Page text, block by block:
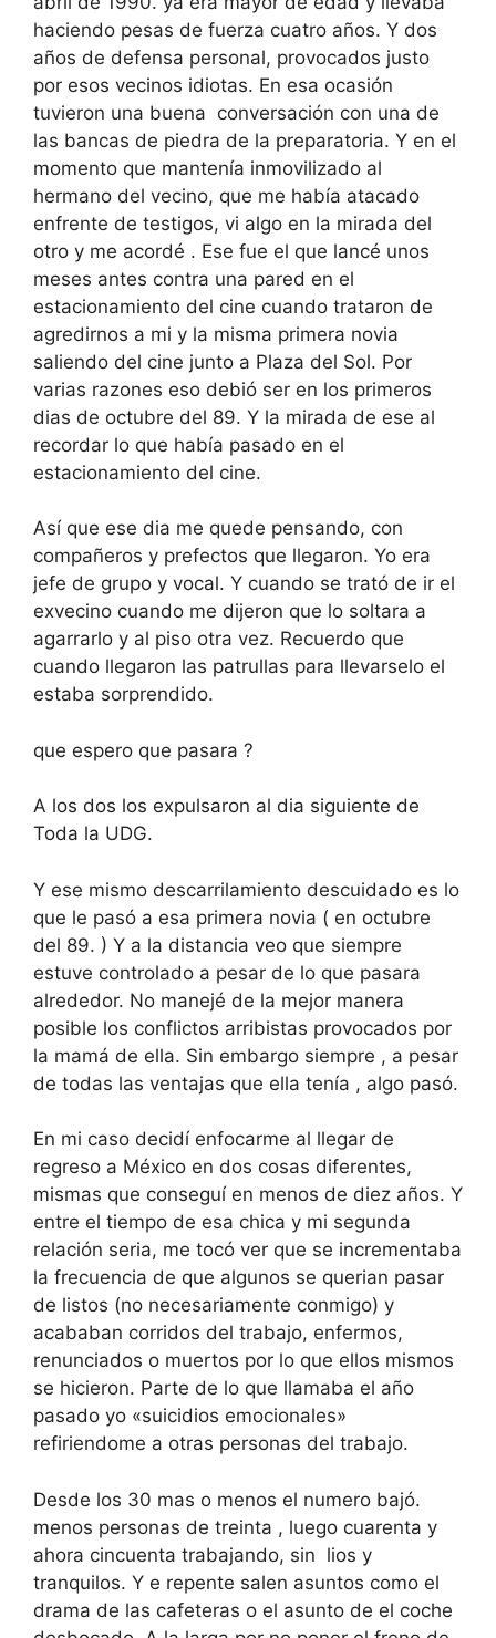
haciendo pesas de fuerza cuatro años. Y dos
años de defensa personal, provocados justo
por esos vecinos idiotas. En esa ocasión
tuvieron una buena conversación con una de
las bancas de piedra de la preparatoria. Y en el
momento que mantenía inmovilizado al
hermano del vecino, que me había atacado
enfrente de testigos, vi algo en la mirada del
otro y me acordé . Ese fue el que lancé unos
meses antes contra una pared en el
estacionamiento del cine cuando trataron de
agredirnos a mi y la misma primera novia
saliendo del cine junto a Plaza del Sol. Por
varias razones eso debió ser en los primeros
dias de octubre del 89. Y la mirada de ese al
recordar lo que había pasado en el
estacionamiento del cine.
Así que ese dia me quede pensando, con
compañeros y prefectos que llegaron. Yo era
jefe de grupo y vocal. Y cuando se trató de ir el
exvecino cuando me dijeron que lo soltara a
agarrarlo y al piso otra vez. Recuerdo que
cuando llegaron las patrullas para llevarselo el
estaba sorprendido.
que espero que pasara ?
A los dos los expulsaron al dia siguiente de
Toda la UDG.
Y ese mismo descarrilamiento descuidado es lo
que le pasó a esa primera novia ( en octubre
del 89. ) Y a la distancia veo que siempre
estuve controlado a pesar de lo que pasara
alrededor. No manejé de la mejor manera
posible los conflictos arribistas provocados por
la mamá de ella. Sin embargo siempre , a pesar
de todas las ventajas que ella tenía , algo pasó.
En mi caso decidí enfocarme al llegar de
regreso a México en dos cosas diferentes,
mismas que conseguí en menos de diez años. Y
entre el tiempo de esa chica y mi segunda
relación seria, me tocó ver que se incrementaba
la frecuencia de que algunos se querian pasar
de listos (no necesariamente conmigo) y
acababan corridos del trabajo, enfermos,
renunciados o muertos por lo que ellos mismos
se hicieron. Parte de lo que llamaba el año
pasado yo «suicidios emocionales»
refiriendome a otras personas del trabajo.
Desde los 30 mas o menos el numero bajó.
menos personas de treinta , luego cuarenta y
ahora cincuenta trabajando, sin lios y
tranquilos. Y e repente salen asuntos como el
drama de las cafeteras o el asunto de el coche